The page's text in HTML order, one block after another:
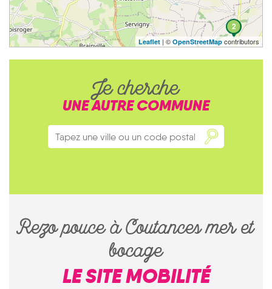
2
Leaflet | © OpenStreetMap contributors
Je cherche
UNE AUTRE COMMUNE
Rezo pouce à Coutances mer et
bocage
LE SITE MOBILITÉ